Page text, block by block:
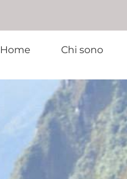
Home Chi sono